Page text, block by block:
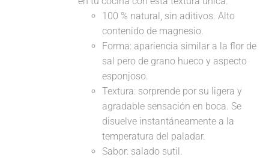
100 % natural, sin aditivos. Alto
contenido de magnesio.
Forma: apariencia similar a la flor de
sal pero de grano hueco y aspecto
esponjoso.
Textura: sorprende por su ligera y
agradable sensación en boca. Se
disuelve instantáneamente a la
temperatura del paladar.
Sabor: salado sutil.